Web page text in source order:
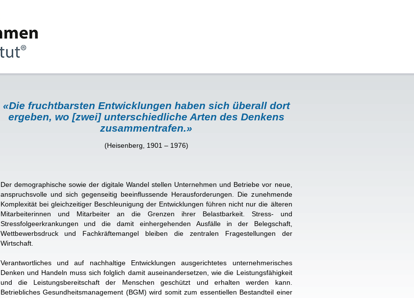
«Die fruchtbarsten Entwicklungen haben sich überall dort
ergeben, wo [zwei] unterschiedliche Arten des Denkens
zusammentrafen.»
(Heisenberg, 1901 – 1976)
Der demographische sowie der digitale Wandel stellen Unternehmen und Betriebe vor neue,
anspruchsvolle und sich gegenseitig beeinflussende Herausforderungen. Die zunehmende
Komplexität bei gleichzeitiger Beschleunigung der Entwicklungen führen nicht nur die älteren
Mitarbeiterinnen und Mitarbeiter an die Grenzen ihrer Belastbarkeit. Stress- und
Stressfolgeerkrankungen und die damit einhergehenden Ausfälle in der Belegschaft,
Wettbewerbsdruck und Fachkräftemangel bleiben die zentralen Fragestellungen der
Wirtschaft.
Verantwortliches und auf nachhaltige Entwicklungen ausgerichtetes unternehmerisches
Denken und Handeln muss sich folglich damit auseinandersetzen, wie die Leistungsfähigkeit
und die Leistungsbereitschaft der Menschen geschützt und erhalten werden kann.
Betriebliches Gesundheitsmanagement (BGM) wird somit zum essentiellen Bestandteil einer